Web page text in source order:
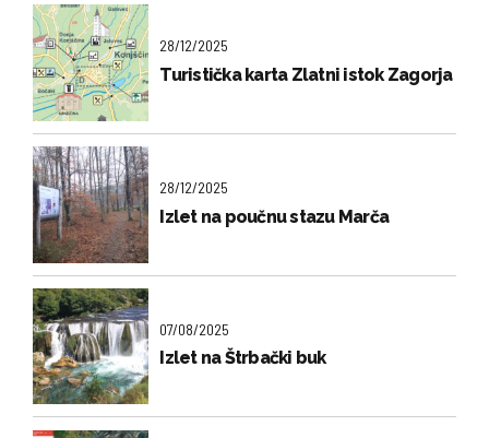
28/12/2025
Turistička karta Zlatni istok Zagorja
28/12/2025
Izlet na poučnu stazu Marča
07/08/2025
Izlet na Štrbački buk